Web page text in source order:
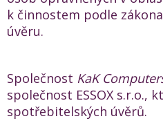
k činnostem podle
úvěru.
Společnost KaK
společnost ESSOX
spotřebitelských úvěrů.